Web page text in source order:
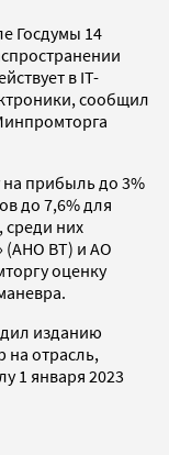
Госдумы 14
в IT-
сообщил
на прибыль до 3%
до 7,6% для
среди них
(АНО ВТ) и АО
оценку
изданию
отрасль,
1 января 2023